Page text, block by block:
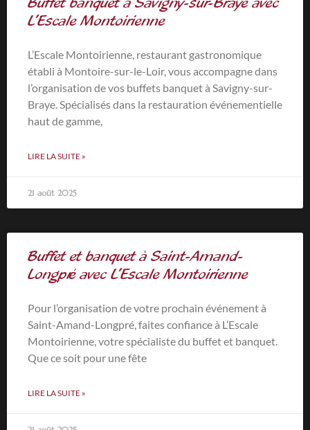
L’Escale Montoirienne
L’Escale Montoirienne, restaurant gastronomique
établi à Montoire-sur-le-Loir, vous accompagne dans
l’organisation de vos buffets banquet à Savigny-sur-
Braye. Spécialisés dans la restauration événementielle
haut de gamme,
LIRE LA SUITE »
21 août 2025
Buffet et banquet à Saint-Amand-
Longpré avec L’Escale Montoirienne
Pour l’organisation de votre prochain événement à
Saint-Amand-Longpré, faites confiance à L’Escale
Montoirienne, votre spécialiste du buffet et banquet.
Que ce soit pour une fête
LIRE LA SUITE »